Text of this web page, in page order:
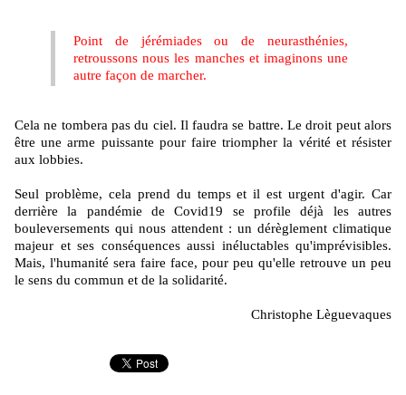
Point de jérémiades ou de neurasthénies,
retroussons nous les manches et imaginons une
autre façon de marcher.
Cela ne tombera pas du ciel. Il faudra se battre. Le droit peut alors
être une arme puissante pour faire triompher la vérité et résister
aux lobbies.
Seul problème, cela prend du temps et il est urgent d'agir. Car
derrière la pandémie de Covid19 se profile déjà les autres
bouleversements qui nous attendent : un dérèglement climatique
majeur et ses conséquences aussi inéluctables qu'imprévisibles.
Mais, l'humanité sera faire face, pour peu qu'elle retrouve un peu
le sens du commun et de la solidarité.
Christophe Lèguevaques